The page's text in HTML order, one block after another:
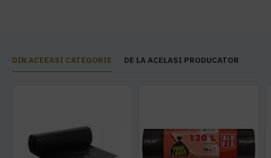
DIN ACEEASI CATEGORIE DE LA ACELASI PRODUCATOR